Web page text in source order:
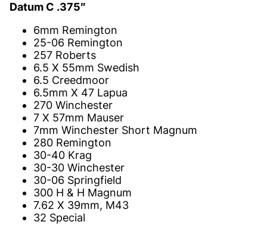
Datum C .375″
6mm Remington
25-06 Remington
257 Roberts
6.5 X 55mm Swedish
6.5 Creedmoor
6.5mm X 47 Lapua
270 Winchester
7 X 57mm Mauser
7mm Winchester Short Magnum
280 Remington
30-40 Krag
30-30 Winchester
30-06 Springfield
300 H & H Magnum
7.62 X 39mm, M43
32 Special